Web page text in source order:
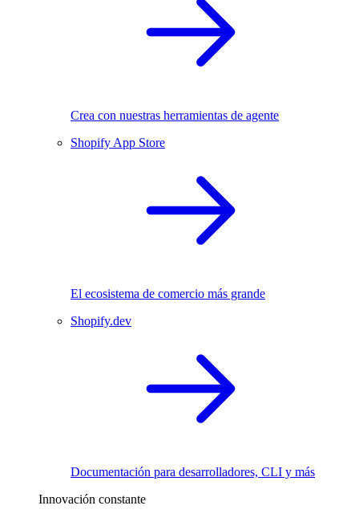
Crea con nuestras herramientas de agente
Shopify App Store
El ecosistema de comercio más grande
Shopify.dev
Documentación para desarrolladores, CLI y más
Innovación constante